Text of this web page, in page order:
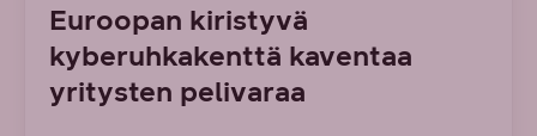
Euroopan kiristyvä
kyberuhkakenttä kaventaa
yritysten pelivaraa